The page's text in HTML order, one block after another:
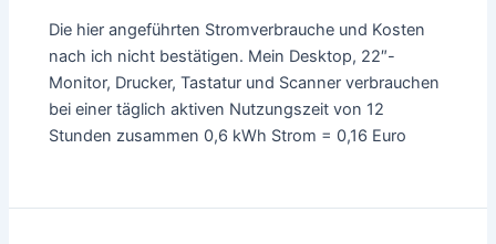
Die hier angeführten Stromverbrauche und Kosten
nach ich nicht bestätigen. Mein Desktop, 22″-
Monitor, Drucker, Tastatur und Scanner verbrauchen
bei einer täglich aktiven Nutzungszeit von 12
Stunden zusammen 0,6 kWh Strom = 0,16 Euro